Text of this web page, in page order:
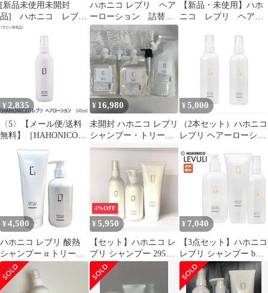
[新品未使用未開封
品] ハホニコ レブ
リ シャンプー295ml
225g ＆ ヘアーロー
ハホニコ レブリ ヘア
ーローション 詰替
1000ml新品
【新品・未使用】ハホ
ニコ レブリ ヘアロ
¥ 2,835
〈5〉【メール便/送料
無料】［HAHONICO］
ローション 240ml
LEVULI サロン専売品
ヘアトリートメント 洗
い流さないトリートメ
ント アウトバス
¥ 16,980
未開封 ハホニコ レブリ
シャンプー・トリート
メント・ローション 各
¥ 5,000
（2本セット）ハホニコ
レブリ ヘアーローショ
¥ 4,500
ハホニコ レブリ 酸熱
シャンプー α トリート
メント α セット
295mL/225g 酸熱シャン
プー 酸熱トリートメン
4%OFF
¥5,950
【セット】ハホニコ レ
ブリ シャンプー 295ml
＆トリートメント 225g
＆ヘアーローション
a240mlセット
¥ 7,040
【3点セット】ハホニコ
レブリ シャンプー b
295mL + トリートメン
ト α 225g + ヘアローシ
ョンα 240mL セット